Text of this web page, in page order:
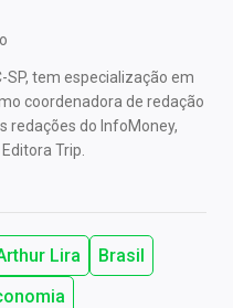
SP, tem especialização em
coordenadora de redação
redações do InfoMoney,
Trip.
Lira
Brasil